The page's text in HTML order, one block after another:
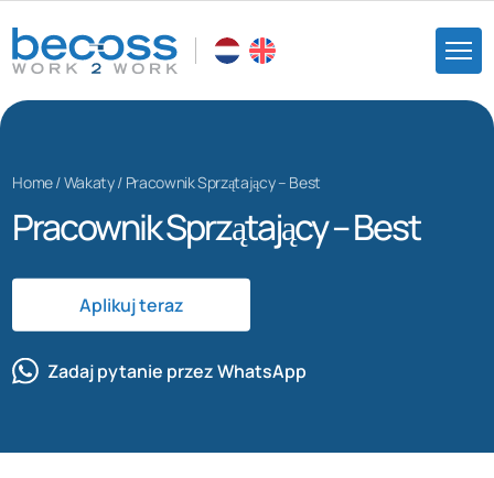
Home/Wakaty/ Pracownik Sprzątający – Best
Pracownik Sprzątający – Best
Aplikuj teraz
Zadaj pytanie przez WhatsApp